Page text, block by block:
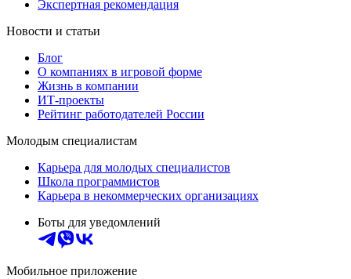
Экспертная рекомендация
Новости и статьи
Блог
О компаниях в игровой форме
Жизнь в компании
ИТ-проекты
Рейтинг работодателей России
Молодым специалистам
Карьера для молодых специалистов
Школа программистов
Карьера в некоммерческих организациях
Боты для уведомлений
Мобильное приложение